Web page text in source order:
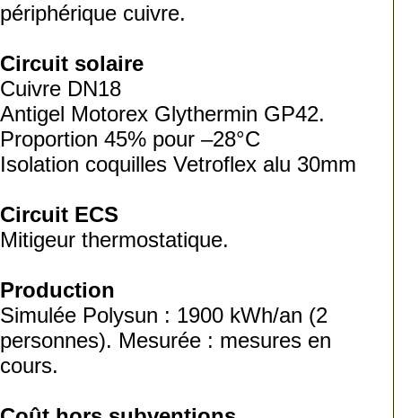
périphérique cuivre.
Circuit solaire
Cuivre DN18
Antigel Motorex Glythermin GP42.
Proportion 45% pour –28°C
Isolation coquilles Vetroflex alu 30mm
Circuit ECS
Mitigeur thermostatique.
Production
Simulée Polysun : 1900 kWh/an (2
personnes). Mesurée : mesures en
cours.